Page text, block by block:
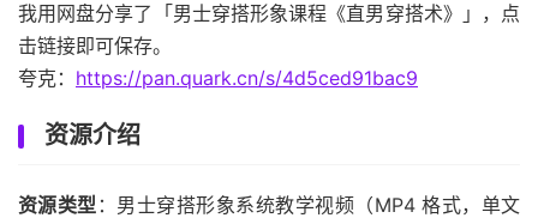
我用网盘分享了「男士穿搭形象课程《直男穿搭术》」，点
击链接即可保存。
夸克： https://pan.quark.cn/s/4d5ced91bac9
资源介绍
资源类型 ：男士穿搭形象系统教学视频（MP4 格式，单文